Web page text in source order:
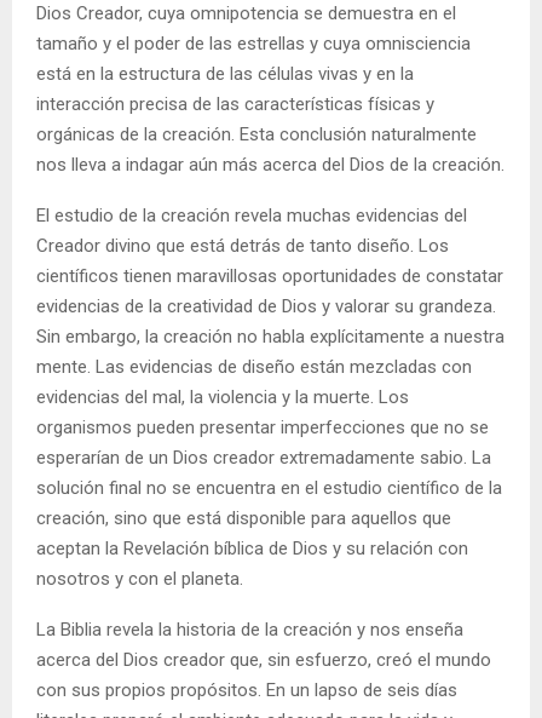
Dios Creador, cuya omnipotencia se demuestra en el
tamaño y el poder de las estrellas y cuya omnisciencia
está en la estructura de las células vivas y en la
interacción precisa de las características físicas y
orgánicas de la creación. Esta conclusión naturalmente
nos lleva a indagar aún más acerca del Dios de la creación.
El estudio de la creación revela muchas evidencias del
Creador divino que está detrás de tanto diseño. Los
científicos tienen maravillosas oportunidades de constatar
evidencias de la creatividad de Dios y valorar su grandeza.
Sin embargo, la creación no habla explícitamente a nuestra
mente. Las evidencias de diseño están mezcladas con
evidencias del mal, la violencia y la muerte. Los
organismos pueden presentar imperfecciones que no se
esperarían de un Dios creador extremadamente sabio. La
solución final no se encuentra en el estudio científico de la
creación, sino que está disponible para aquellos que
aceptan la Revelación bíblica de Dios y su relación con
nosotros y con el planeta.
La Biblia revela la historia de la creación y nos enseña
acerca del Dios creador que, sin esfuerzo, creó el mundo
con sus propios propósitos. En un lapso de seis días